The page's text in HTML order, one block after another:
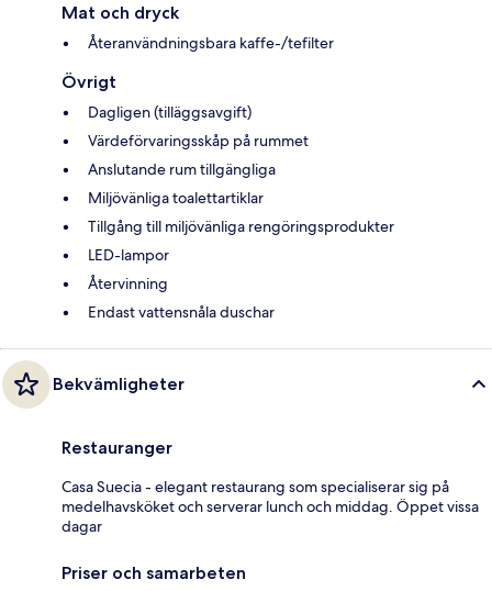
Mat och dryck
Återanvändningsbara kaffe-/tefilter
Övrigt
Dagligen (tilläggsavgift)
Värdeförvaringsskåp på rummet
Anslutande rum tillgängliga
Miljövänliga toalettartiklar
Tillgång till miljövänliga rengöringsprodukter
LED-lampor
Återvinning
Endast vattensnåla duschar
Bekvämligheter
Restauranger
Casa Suecia - elegant restaurang som specialiserar sig på
medelhavsköket och serverar lunch och middag. Öppet vissa
dagar
Priser och samarbeten